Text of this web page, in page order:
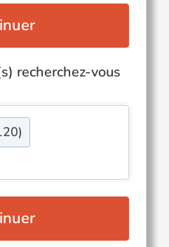
recherchez-vous